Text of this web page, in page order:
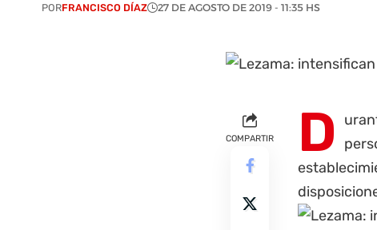
PORFRANCISCO DÍAZ 27 DE AGOSTO DE 2019 - 11:35 HS
COMPARTIR D